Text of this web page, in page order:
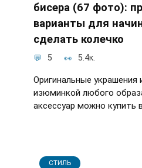
бисера (67 фото):
варианты для
сделать колечко
5 5.4к.
Оригинальные украшения
изюминкой любого
аксессуар можно купить
СТИЛЬ